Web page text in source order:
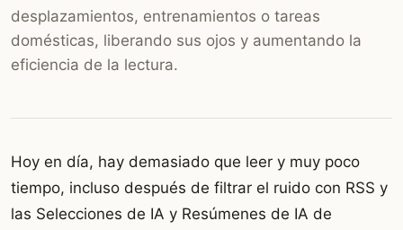
desplazamientos, entrenamientos o tareas
domésticas, liberando sus ojos y aumentando la
eficiencia de la lectura.
Hoy en día, hay demasiado que leer y muy poco
tiempo, incluso después de filtrar el ruido con RSS y
las Selecciones de IA y Resúmenes de IA de